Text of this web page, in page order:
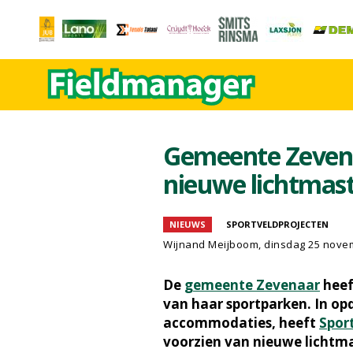
Gemeente
nieuwe
NIEUWS SPORTVELDPROJECTEN
Wijnand Meijboom, dinsdag 25
De gemeente Zevenaar
van haar sportparken. In
accommodaties, heeft
voorzien van nieuwe